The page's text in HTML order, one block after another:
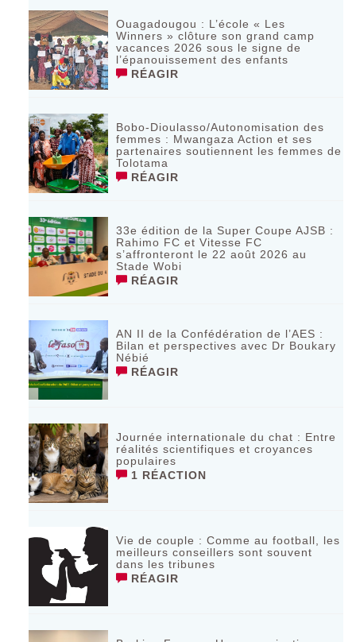
Ouagadougou : L’école « Les
Winners » clôture son grand camp
vacances 2026 sous le signe de
l’épanouissement des enfants
RÉAGIR
Bobo-Dioulasso/Autonomisation des
femmes : Mwangaza Action et ses
partenaires soutiennent les femmes de
Tolotama
RÉAGIR
33e édition de la Super Coupe AJSB :
Rahimo FC et Vitesse FC
s’affronteront le 22 août 2026 au
Stade Wobi
RÉAGIR
AN II de la Confédération de l’AES :
Bilan et perspectives avec Dr Boukary
Nébié
RÉAGIR
Journée internationale du chat : Entre
réalités scientifiques et croyances
populaires
1 RÉACTION
Vie de couple : Comme au football, les
meilleurs conseillers sont souvent
dans les tribunes
RÉAGIR